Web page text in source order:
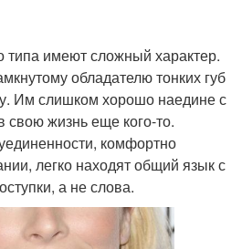
типа имеют сложный характер.
обладателю тонких губ
Им слишком хорошо наедине с
свою жизнь еще кого-то.
комфортно
легко находят общий язык с
а не слова.